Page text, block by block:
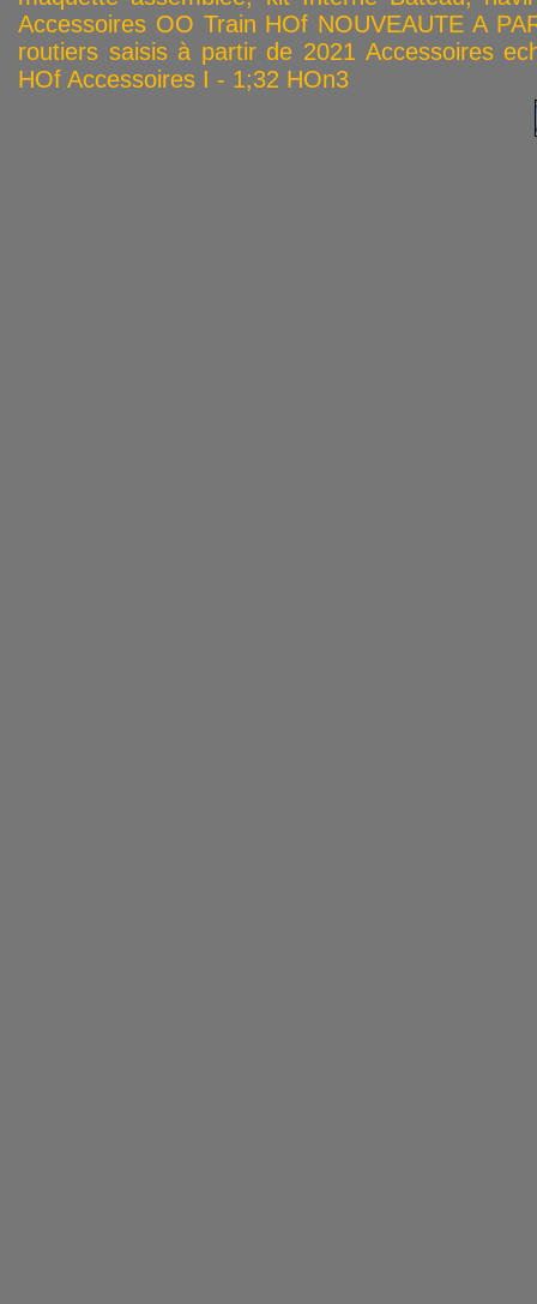
Accessoires OO Train HOf NOUVEAUTE A
routiers saisis à partir de 2021 Accessoires
HOf Accessoires I - 1;32 HOn3